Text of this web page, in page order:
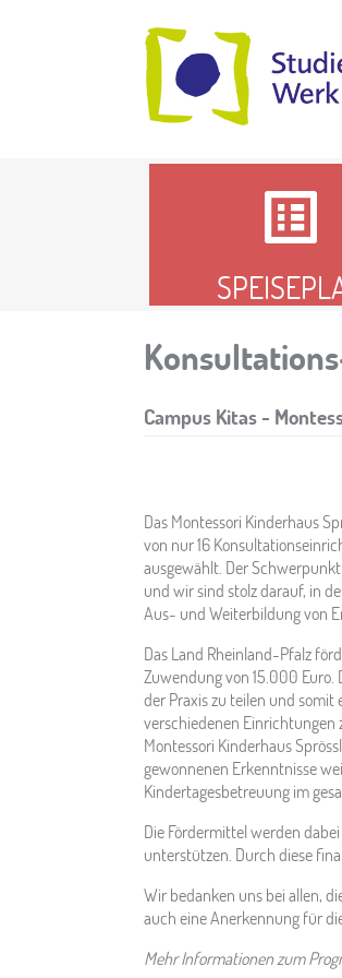
Campus Kitas -
Das Montessori Kinderhaus
von nur 16
ausgewählt. Der
und wir sind stolz darauf, in
Aus- und Weiterbildung von
Das Land Rheinland-Pfalz
Zuwendung von 15.000 Euro.
der Praxis zu teilen und
verschiedenen Einrichtungen
Montessori Kinderhaus
gewonnenen Erkenntnisse
Kindertagesbetreuung im
Die Fördermittel werden
unterstützen. Durch diese
Wir bedanken uns bei allen,
auch eine Anerkennung für
Mehr Informationen zum